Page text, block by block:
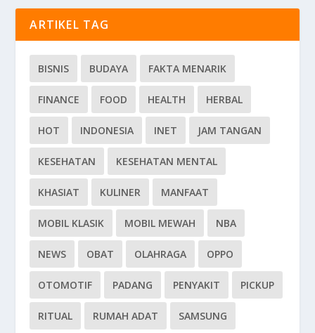
ARTIKEL TAG
BISNIS BUDAYA FAKTA MENARIK
FINANCE FOOD HEALTH HERBAL
HOT INDONESIA INET JAM TANGAN
KESEHATAN KESEHATAN MENTAL
KHASIAT KULINER MANFAAT
MOBIL KLASIK MOBIL MEWAH NBA
NEWS OBAT OLAHRAGA OPPO
OTOMOTIF PADANG PENYAKIT PICKUP
RITUAL RUMAH ADAT SAMSUNG